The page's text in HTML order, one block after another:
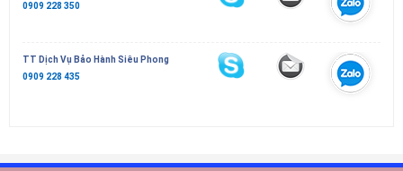
0909 228 350
TT Dịch Vụ Bảo Hành Siêu Phong
0909 228 435